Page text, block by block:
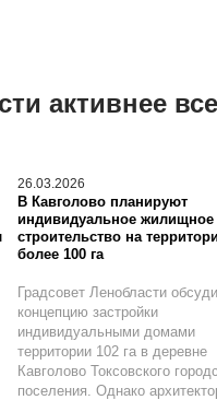
активнее
26.03.2026
В Кавголово планируют
индивидуальное жилищное
строительство на
более 100 га
Градсовет Ленобласти
концепцию застройки
индивидуальными домами
территории 102 га в деревне
Кавголово Токсовского
поселения. Однако